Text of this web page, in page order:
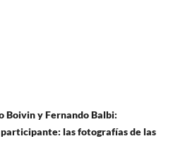
Boivin y Fernando Balbi:
las fotografías de las